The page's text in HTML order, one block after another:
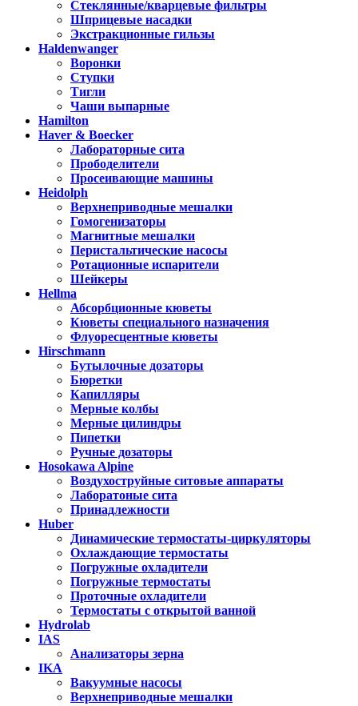
Стеклянные/кварцевые фильтры
Шприцевые насадки
Экстракционные гильзы
Haldenwanger
Воронки
Ступки
Тигли
Чаши выпарные
Hamilton
Haver & Boecker
Лабораторные сита
Прободелители
Просеивающие машины
Heidolph
Верхнеприводные мешалки
Гомогенизаторы
Магнитные мешалки
Перистальтические насосы
Ротационные испарители
Шейкеры
Hellma
Абсорбционные кюветы
Кюветы специального назначения
Флуоресцентные кюветы
Hirschmann
Бутылочные дозаторы
Бюретки
Капилляры
Мерные колбы
Мерные цилиндры
Пипетки
Ручные дозаторы
Hosokawa Alpine
Воздухоструйные ситовые аппараты
Лаборатоные сита
Принадлежности
Huber
Динамические термостаты-циркуляторы
Охлаждающие термостаты
Погружные охладители
Погружные термостаты
Проточные охладители
Термостаты с открытой ванной
Hydrolab
IAS
Анализаторы зерна
IKA
Вакуумные насосы
Верхнеприводные мешалки